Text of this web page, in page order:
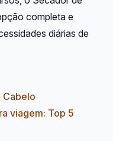
completa e
diárias de
Cabelo
viagem: Top 5